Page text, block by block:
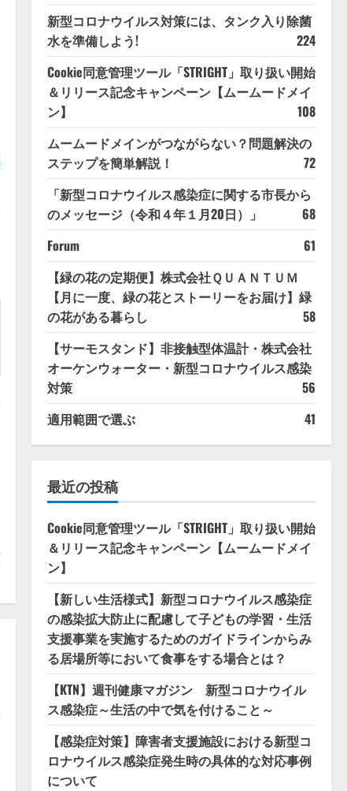
新型コロナウイルス対策には、タンク入り除菌
水を準備しよう!
224
Cookie同意管理ツール「STRIGHT」取り扱い開始
＆リリース記念キャンペーン【ムームードメイ
ン】
108
ムームードメインがつながらない？問題解決の
ステップを簡単解説！
72
「新型コロナウイルス感染症に関する市長から
のメッセージ（令和４年１月20日）」
68
Forum
61
【緑の花の定期便】株式会社ＱＵＡＮＴＵＭ
【月に一度、緑の花とストーリーをお届け】緑
の花がある暮らし
58
【サーモスタンド】非接触型体温計・株式会社
オーケンウォーター・新型コロナウイルス感染
対策
56
適用範囲で選ぶ
41
最近の投稿
Cookie同意管理ツール「STRIGHT」取り扱い開始
＆リリース記念キャンペーン【ムームードメイ
ン】
【新しい生活様式】新型コロナウイルス感染症
の感染拡大防止に配慮して子どもの学習・生活
支援事業を実施するためのガイドラインからみ
る居場所等において食事をする場合とは？
【KTN】週刊健康マガジン 新型コロナウイル
ス感染症～生活の中で気を付けること～
【感染症対策】障害者支援施設における新型コ
ロナウイルス感染症発生時の具体的な対応事例
について